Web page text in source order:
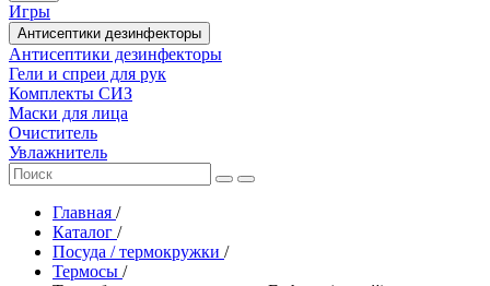
Игры
Антисептики дезинфекторы
Антисептики дезинфекторы
Гели и спреи для рук
Комплекты СИЗ
Маски для лица
Очиститель
Увлажнитель
Главная /
Каталог /
Посуда / термокружки /
Термосы /